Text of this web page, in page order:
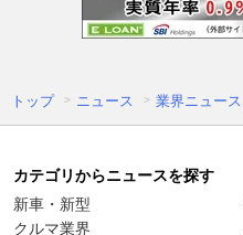
トップ ニュース 業界ニュース
カテゴリからニュースを探す
新車・新型
クルマ業界